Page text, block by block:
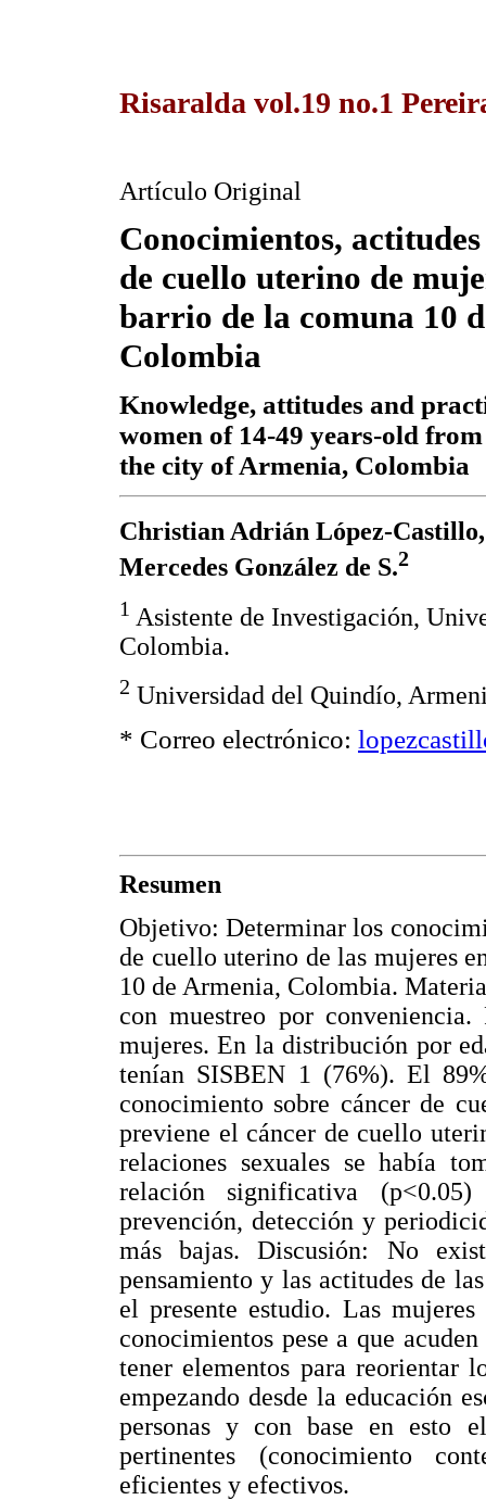
Risaralda vol.19 no.1
Artículo Original
Conocimientos,
de cuello uterino de
barrio de la comuna 10
Colombia
Knowledge, attitudes and
women of 14-49 years-old
the city of Armenia, Colombia
Christian Adrián López-Castillo,
Mercedes González de S.2
1 Asistente de Investigación,
Colombia.
2 Universidad del Quindío,
* Correo electrónico:
Resumen
Objetivo: Determinar los
de cuello uterino de las mujeres
10 de Armenia, Colombia.
con muestreo por
mujeres. En la distribución por
tenían SISBEN 1 (76%). El
conocimiento sobre cáncer de
previene el cáncer de cuello
relaciones sexuales se había
relación significativa
prevención, detección y
más bajas. Discusión: No
pensamiento y las actitudes de
el presente estudio. Las
conocimientos pese a que
tener elementos para reorientar
empezando desde la educación
personas y con base en esto
pertinentes (conocimiento
eficientes y efectivos.